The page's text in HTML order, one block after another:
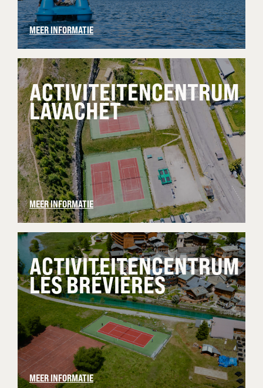
MEER INFORMATIE
ACTIVITEITENCENTRUM
LAVACHET
MEER INFORMATIE
ACTIVITEITENCENTRUM
LES BRÉVIÈRES
MEER INFORMATIE